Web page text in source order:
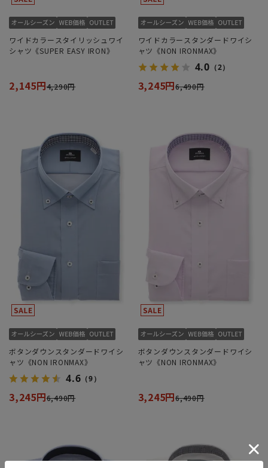
ワイドカラースタイリッシュワイ
シャツ《SUPER EASY IRON》
2,145円4,290円
ワイドカラースタンダードワイシ
ャツ《NON IRONMAX》
4.0 （2）
3,245円6,490円
ボタンダウンスタンダードワイシ
ャツ《NON IRONMAX》
4.6 （9）
3,245円6,490円
ボタンダウンスタンダードワイシ
ャツ《NON IRONMAX》
3,245円6,490円